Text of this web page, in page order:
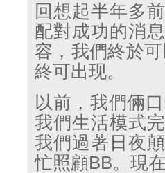
回想起半年多
配對成功的消
容，我們終於
終可出现。
以前，我們倆
我們生活模式
我們過著日夜
忙照顧BB。現